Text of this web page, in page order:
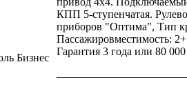
КПП 5-ступенчатая.
приборов "Оптима", Тип
Пассажировместимость:
Гарантия 3 года или 80